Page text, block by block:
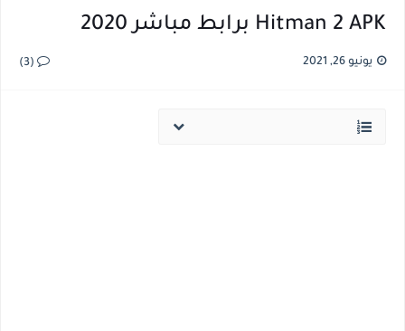
Hitman 2 APK برابط مباشر 2020
يونيو 26, 2021 (3)